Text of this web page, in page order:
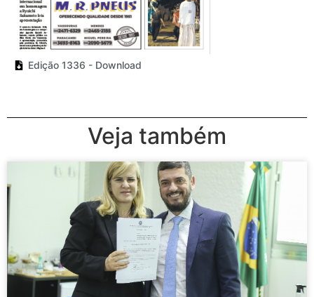
Edição 1336 - Download
Veja também